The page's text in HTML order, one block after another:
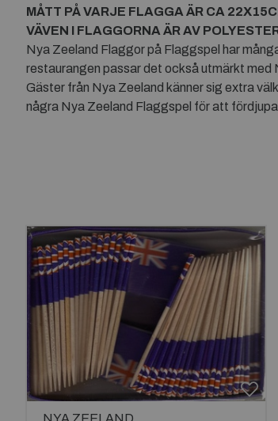
MÅTT PÅ VARJE FLAGGA ÄR CA
VÄVEN I FLAGGORNA ÄR AV
Nya Zeeland Flaggor på Flaggspel har
restaurangen passar det också utmärkt med
Gäster från Nya Zeeland känner sig extra
några Nya Zeeland Flaggspel för att
NYA ZEELAND